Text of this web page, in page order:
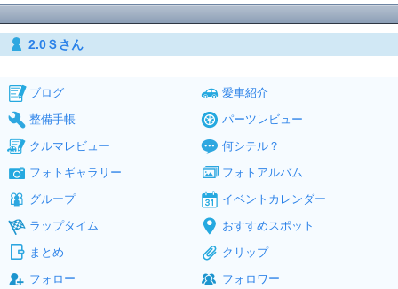
2.0Ｓさん
ブログ
愛車紹介
整備手帳
パーツレビュー
クルマレビュー
何シテル？
フォトギャラリー
フォトアルバム
グループ
イベントカレンダー
ラップタイム
おすすめスポット
まとめ
クリップ
フォロー
フォロワー